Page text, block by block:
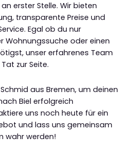
erster Stelle. Wir bieten
transparente Preise und
Egal ob du nur
Wohnungssuche oder einen
unser erfahrenes Team
zur Seite.
aus Bremen, um deinen
Biel erfolgreich
uns noch heute für ein
und lass uns gemeinsam
wahr werden!